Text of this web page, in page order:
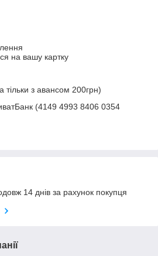
на вашу картку
тільки з авансом 200грн)
(4149 4993 8406 0354
14 днів за рахунок покупця